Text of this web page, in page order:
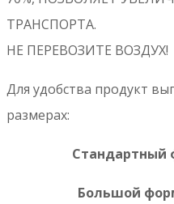
ТРАНСПОРТА.
НЕ ПЕРЕВОЗИТЕ ВОЗДУХ!
Для удобства продукт
размерах:
Стандартный
Большой